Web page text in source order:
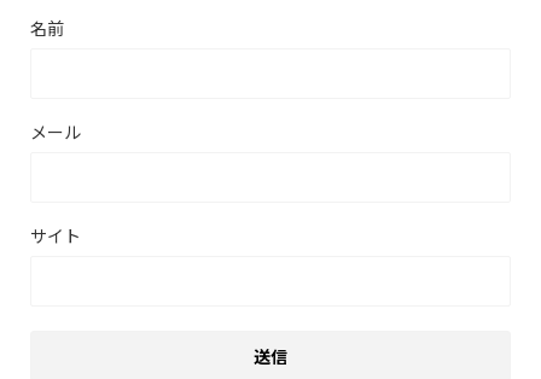
名前
メール
サイト